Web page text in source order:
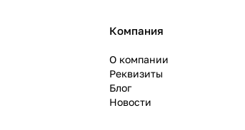
Компания
О компании
Реквизиты
Блог
Новости